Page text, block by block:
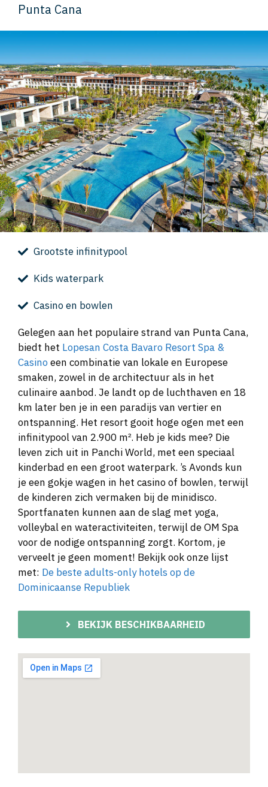
Punta Cana
Grootste infinitypool
Kids waterpark
Casino en bowlen
Gelegen aan het populaire strand van Punta Cana,
biedt het Lopesan Costa Bavaro Resort Spa &
Casinoeen combinatie van lokale en Europese
smaken, zowel in de architectuur als in het
culinaire aanbod. Je landt op de luchthaven en 18
km later ben je in een paradijs van vertier en
ontspanning. Het resort gooit hoge ogen met een
infinitypool van 2.900 m². Heb je kids mee? Die
leven zich uit in Panchi World, met een speciaal
kinderbad en een groot waterpark. ’s Avonds kun
je een gokje wagen in het casino of bowlen, terwijl
de kinderen zich vermaken bij de minidisco.
Sportfanaten kunnen aan de slag met yoga,
volleybal en wateractiviteiten, terwijl de OM Spa
voor de nodige ontspanning zorgt. Kortom, je
verveelt je geen moment! Bekijk ook onze lijst
met: De beste adults-only hotels op de
Dominicaanse Republiek
BEKIJK BESCHIKBAARHEID